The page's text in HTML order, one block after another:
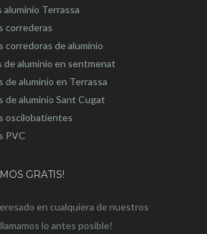
aluminio Terrassa
correderas
corredoras de aluminio
de aluminio en sentmenat
de aluminio en Terrassa
de aluminio Sant Cugat
oscilobatientes
PVC
GRATIS!
en cualquiera de nuestros
lo antes posible!